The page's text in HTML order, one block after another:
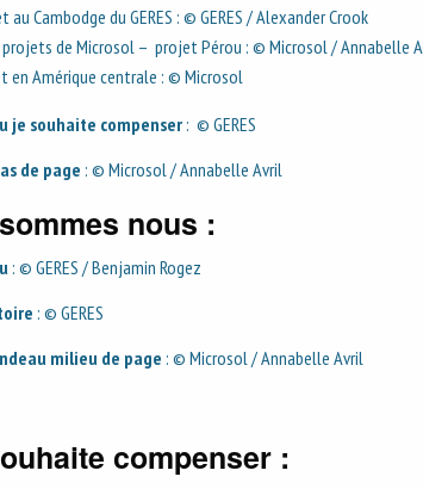
au Cambodge du GERES : © GERES / Alexander Crook
projets de Microsol – projet Pérou : © Microsol / Annabelle
en Amérique centrale : © Microsol
je souhaite compenser: © GERES
de page : © Microsol / Annabelle Avril
nous :
: © GERES / Benjamin Rogez
: © GERES
milieu de page : © Microsol / Annabelle Avril
compenser :